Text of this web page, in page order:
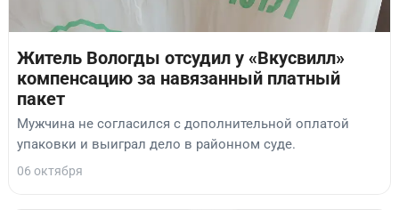
Житель Вологды отсудил у «Вкусвилл»
компенсацию за навязанный платный
пакет
Мужчина не согласился с дополнительной оплатой
упаковки и выиграл дело в районном суде.
06 октября